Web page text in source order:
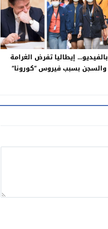
بالفيديو… إيطاليا تفرض الغرامة
والسجن بسبب فيروس “كورونا”